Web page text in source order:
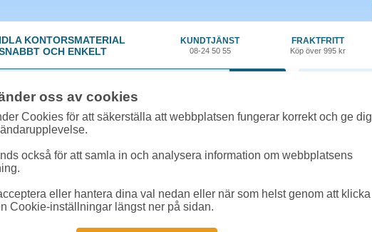
KONTORSMATERIAL
OCH ENKELT
KUNDTJÄNST
08-24 50 55
FRAKTFRITT
Köp över 995 kr
& toner»Kyocera Mita FS 9530 DN/B
till Kyocera Mita FS 9530 DN/B online
passar till Kyocera Mita FS 9530 DN/B
till Kyocera Mita FS 9530 DN/B
oss av cookies
Cookies för att säkerställa att webbplatsen fungerar korrekt och ge dig
också för att samla in och analysera information om webbplatsens
eller hantera dina val nedan eller när som helst genom att klicka
Cookie-inställningar längst ner på sidan.